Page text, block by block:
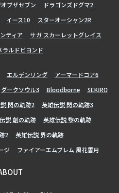
ブザセブン
ドラゴンズドグマ2
イース10
スターオーシャン2R
ティア
サガ スカーレットグレイス
ラルドビヨンド
エルデンリング
アーマードコア6
ダークソウル3 Bloodborne
SEKIRO
閃の軌跡2
英雄伝説 閃の軌跡3
説 創の軌跡
英雄伝説 黎の軌跡
2
英雄伝説 界の軌跡
ジ
ファイアーエムブレム 風花雪月